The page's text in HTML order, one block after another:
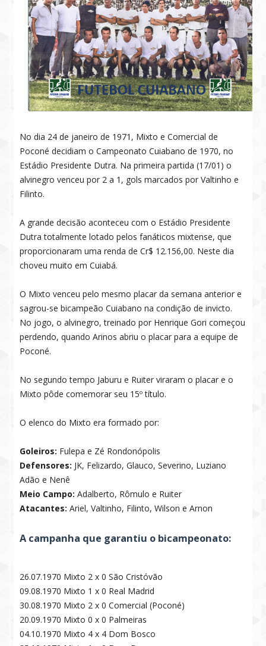
No dia 24 de janeiro de 1971, Mixto e Comercial de
Poconé decidiam o Campeonato Cuiabano de 1970, no
Estádio Presidente Dutra. Na primeira partida (17/01) o
alvinegro venceu por 2 a 1, gols marcados por Valtinho e
Filinto.
A grande decisão aconteceu com o Estádio Presidente
Dutra totalmente lotado pelos fanáticos mixtense, que
proporcionaram uma renda de Cr$ 12.156,00. Neste dia
choveu muito em Cuiabá.
O Mixto venceu pelo mesmo placar da semana anterior e
sagrou-se bicampeão Cuiabano na condição de invicto.
No jogo, o alvinegro, treinado por Henrique Gori começou
perdendo, quando Arinos abriu o placar para a equipe de
Poconé.
No segundo tempo Jaburu e Ruiter viraram o placar e o
Mixto pôde comemorar seu 15º título.
O elenco do Mixto era formado por:
Goleiros: Fulepa e Zé Rondonópolis
Defensores: JK, Felizardo, Glauco, Severino, Luziano
Adão e Nenê
Meio Campo: Adalberto, Rômulo e Ruiter
Atacantes: Ariel, Valtinho, Filinto, Wilson e Arnon
A campanha que garantiu o bicampeonato:
26.07.1970 Mixto 2 x 0 São Cristóvão
09.08.1970 Mixto 1 x 0 Real Madrid
30.08.1970 Mixto 2 x 0 Comercial (Poconé)
20.09.1970 Mixto 0 x 0 Palmeiras
04.10.1970 Mixto 4 x 4 Dom Bosco